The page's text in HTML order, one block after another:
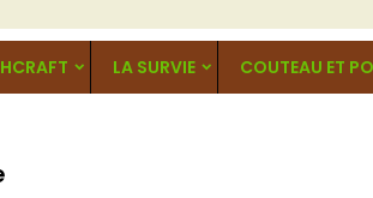
LA SURVIE COUTEAU ET